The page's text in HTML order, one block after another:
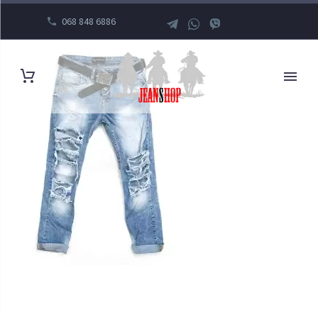
068 848 6886